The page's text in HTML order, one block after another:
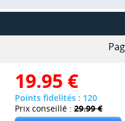
19.95 €
Points fidelités : 120
Prix conseillé : 29.99 €